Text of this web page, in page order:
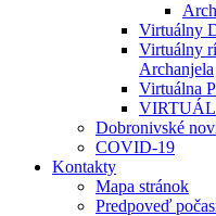
Virtuálny
Virtuálny
Archanjela
Virtuálna
Dobronivské
COVID-19
Kontakty
Mapa stránok
Predpoveď